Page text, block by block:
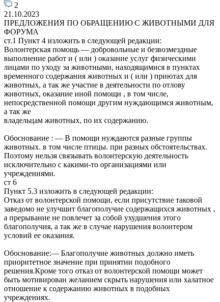
2
21.10.2023
ПРЕДЛОЖЕНИЯ ПО ОБРАЩЕНИЮ С ЖИВОТНЫМИ ДЛЯ
ФОРУМА
ст.1 Пункт 4 изложить в следующей редакции:
Волонтерская помощь — добровольные и безвозмездные
выполнение работ и ( или ) оказание услуг физическими
лицами по уходу за животными, находящимися в пунктах
временного содержания животных и ( или ) приютах для
животных, а так же участие в деятельности по отлову
животных, оказание иной помощи , в том числе,
непосредственной помощи другим нуждающимся животным,
а так же
владельцам животных, по их содержанию.
Обоснование : — В помощи нуждаются разные группы
животных. в том числе птицы. при разных обстоятельствах.
Поэтому нельзя связывать волонтерскую деятельность
исключительно с какими-то организациями или
учреждениями.
ст 6
Пункт 5.3 изложить в следующей редакции:
Отказ от волонтерской помощи, если присутствие таковой
заведомо не улучшит благополучие содержащихся животных ,
а прерывание не повлечет за собой ухудшения этого
благополучия, а так же в случае нарушения волонтером
условий ее оказания.
Обоснование:— Благополучие животных должно иметь
приоритетное значение при принятии подобного
решения.Кроме того отказ от волонтерской помощи может
быть мотивирован желанием скрыть нарушения или халатное
отношение к содержанию животных в подобных
учреждениях.